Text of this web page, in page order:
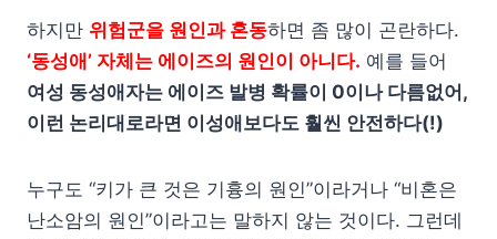
하지만 위험군을 원인과 혼동하면 좀 많이 곤란하다.
‘동성애’ 자체는 에이즈의 원인이 아니다. 예를 들어
여성 동성애자는 에이즈 발병 확률이 0이나 다름없어,
이런 논리대로라면 이성애보다도 훨씬 안전하다(!)
누구도 “키가 큰 것은 기흉의 원인”이라거나 “비혼은
난소암의 원인”이라고는 말하지 않는 것이다. 그런데